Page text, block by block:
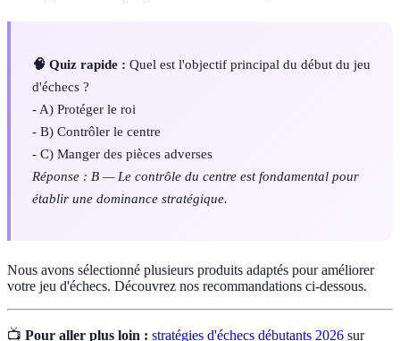
🧠 Quiz rapide : Quel est l'objectif principal du début du jeu
d'échecs ?
- A) Protéger le roi
- B) Contrôler le centre
- C) Manger des pièces adverses
Réponse : B — Le contrôle du centre est fondamental pour
établir une dominance stratégique.
Nous avons sélectionné plusieurs produits adaptés pour améliorer
votre jeu d'échecs. Découvrez nos recommandations ci-dessous.
📺 Pour aller plus loin : stratégies d'échecs débutants 2026 sur